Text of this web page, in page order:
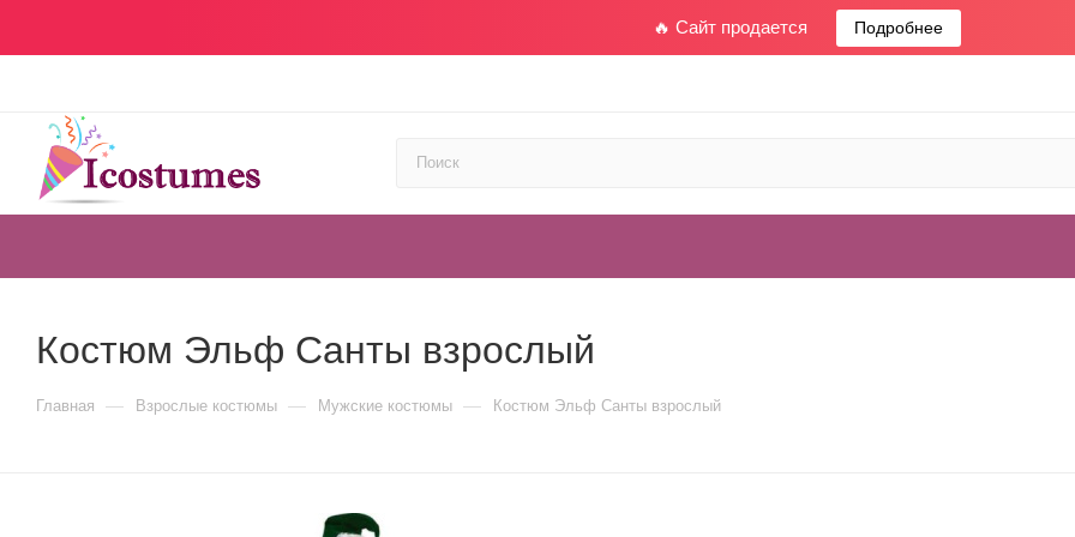
🔥 Сайт продается Подробнее
Костюм Эльф Санты взрослый
Главная — Взрослые костюмы — Мужские костюмы — Костюм Эльф Санты взрослый